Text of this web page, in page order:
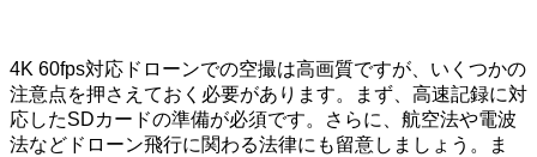
4K 60fps対応ドローンでの空撮は高画質ですが、いくつかの
注意点を押さえておく必要があります。まず、高速記録に対
応したSDカードの準備が必須です。さらに、航空法や電波
法などドローン飛行に関わる法律にも留意しましょう。ま